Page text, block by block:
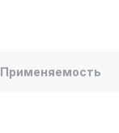
Применяемость